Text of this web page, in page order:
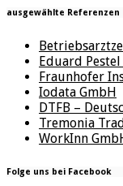
ausgewählte Referenzen
Eduard
Fraunhofer
Iodata GmbH
DTFB –
Tremonia
WorkInn
Folge uns bei Facebook